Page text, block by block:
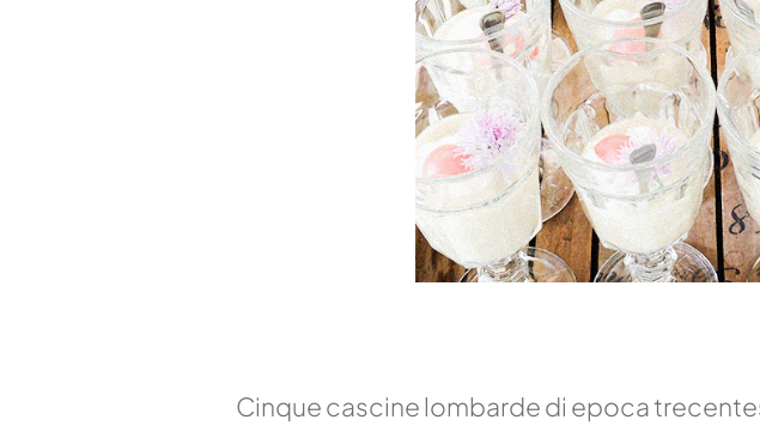
Cinque cascine lombarde di epoca